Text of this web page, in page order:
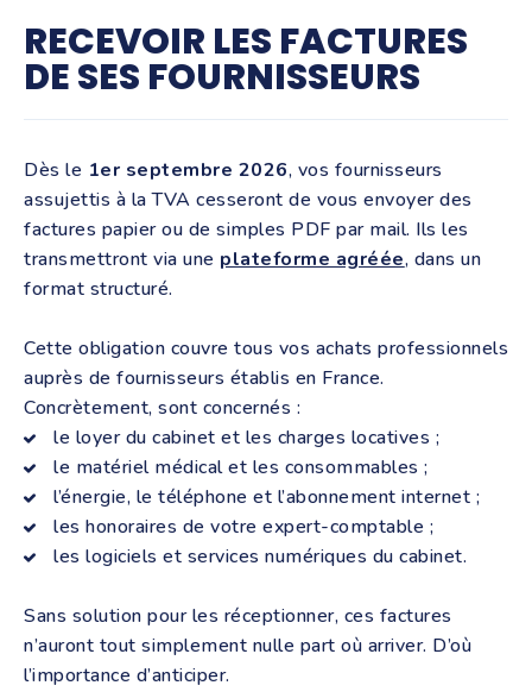
RECEVOIR LES FACTURES
DE SES FOURNISSEURS
Dès le 1er septembre 2026, vos fournisseurs
assujettis à la TVA cesseront de vous envoyer des
factures papier ou de simples PDF par mail. Ils les
transmettront via une plateforme agréée, dans un
format structuré.
Cette obligation couvre tous vos achats professionnels
auprès de fournisseurs établis en France.
Concrètement, sont concernés :
le loyer du cabinet et les charges locatives ;
le matériel médical et les consommables ;
l’énergie, le téléphone et l’abonnement internet ;
les honoraires de votre expert-comptable ;
les logiciels et services numériques du cabinet.
Sans solution pour les réceptionner, ces factures
n’auront tout simplement nulle part où arriver. D’où
l’importance d’anticiper.